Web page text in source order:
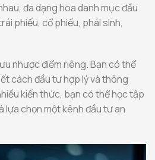
đa dạng hóa danh mục đầu
phiếu, cổ phiếu, phái sinh,
nhược điểm riêng. Bạn có thể
cách đầu tư hợp lý và thông
kiến thức, bạn có thể học tập
chọn một kênh đầu tư an